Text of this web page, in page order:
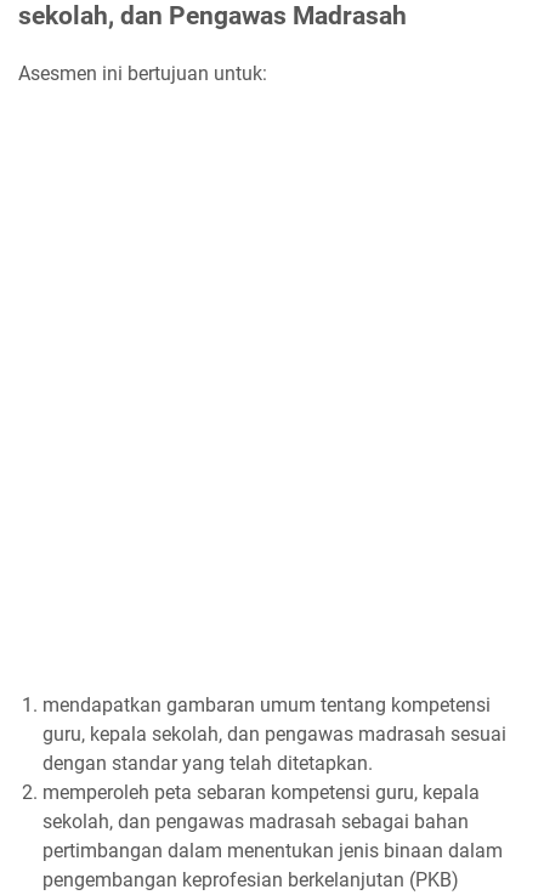
sekolah, dan Pengawas Madrasah
Asesmen ini bertujuan untuk:
mendapatkan gambaran umum tentang kompetensi
guru, kepala sekolah, dan pengawas madrasah sesuai
dengan standar yang telah ditetapkan.
memperoleh peta sebaran kompetensi guru, kepala
sekolah, dan pengawas madrasah sebagai bahan
pertimbangan dalam menentukan jenis binaan dalam
pengembangan keprofesian berkelanjutan (PKB)